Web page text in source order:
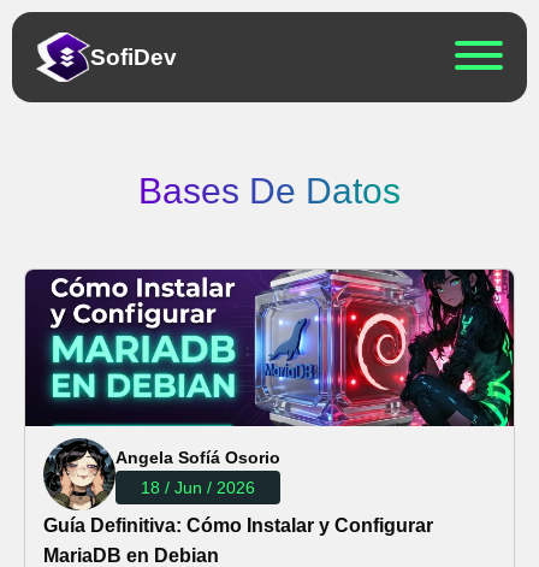
SofiDev
Bases De Datos
Angela Sofíá Osorio
18 / Jun / 2026
Guía Definitiva: Cómo Instalar y Configurar
MariaDB en Debian